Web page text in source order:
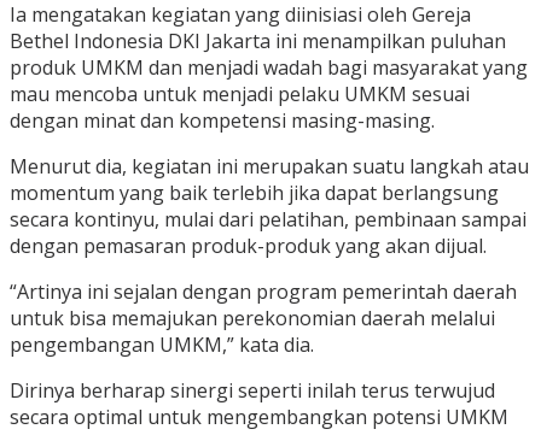
Ia mengatakan kegiatan yang diinisiasi oleh Gereja
Bethel Indonesia DKI Jakarta ini menampilkan puluhan
produk UMKM dan menjadi wadah bagi masyarakat yang
mau mencoba untuk menjadi pelaku UMKM sesuai
dengan minat dan kompetensi masing-masing.
Menurut dia, kegiatan ini merupakan suatu langkah atau
momentum yang baik terlebih jika dapat berlangsung
secara kontinyu, mulai dari pelatihan, pembinaan sampai
dengan pemasaran produk-produk yang akan dijual.
“Artinya ini sejalan dengan program pemerintah daerah
untuk bisa memajukan perekonomian daerah melalui
pengembangan UMKM,” kata dia.
Dirinya berharap sinergi seperti inilah terus terwujud
secara optimal untuk mengembangkan potensi UMKM